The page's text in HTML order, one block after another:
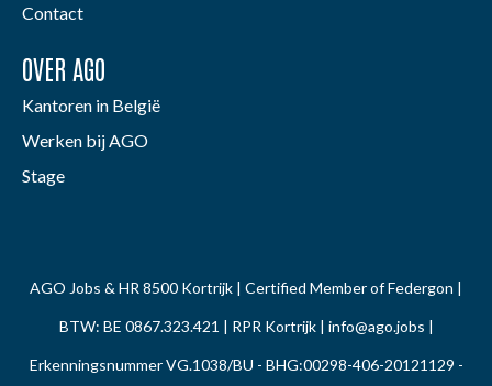
Contact
OVER AGO
Kantoren in België
Werken bij AGO
Stage
AGO Jobs & HR 8500 Kortrijk | Certified Member of Federgon |
BTW: BE 0867.323.421 | RPR Kortrijk | info@ago.jobs |
Erkenningsnummer VG.1038/BU - BHG:00298-406-20121129 -